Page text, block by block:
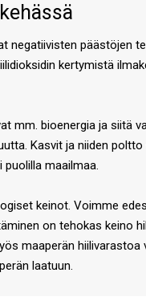
negatiivisten päästöjen
kertymistä
mm. bioenergia ja siitä
Kasvit ja niiden
maailmaa.
keinot. Voimme
on tehokas keino
maaperän
laatuun.